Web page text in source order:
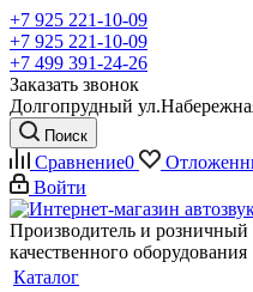
+7 925 221-10-09
+7 925 221-10-09
+7 499 391-24-26
Заказать звонок
Долгопрудный
Поиск
Сравнение0
Войти
Производитель и розничный
качественного оборудования
Каталог